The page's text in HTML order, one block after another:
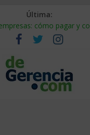
Última:
cómo pagar y
qué es y por qué sale tan
personal: cómo auditarla
la cadena de suministro:
EE. UU.: cómo